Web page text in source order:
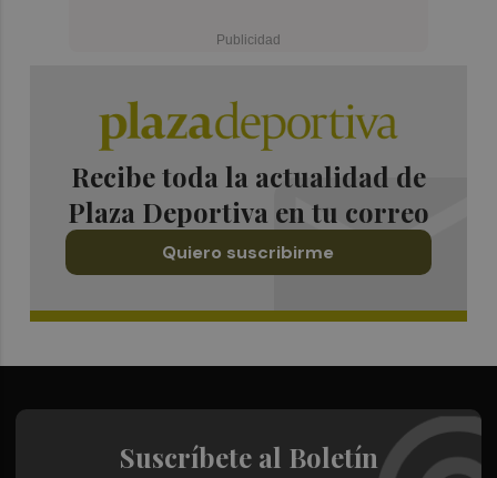
Recibe toda la actualidad de
Plaza Deportiva en tu correo
Quiero suscribirme
Suscríbete al Boletín